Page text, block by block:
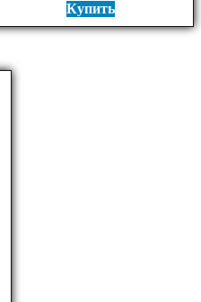
Купить